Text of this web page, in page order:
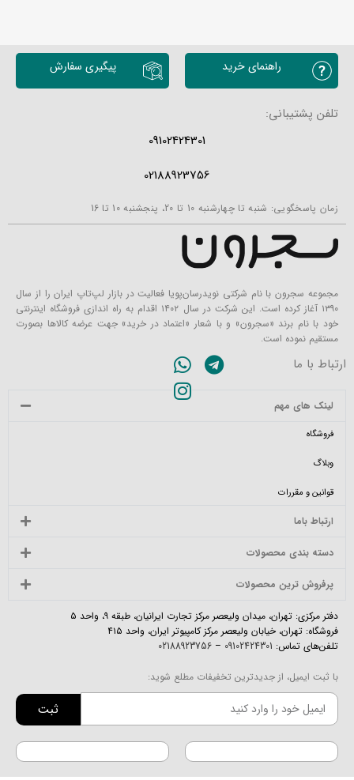
راهنمای خرید پیگیری سفارش
تلفن پشتیبانی:
09102424301
02188923756
زمان پاسخگویی: شنبه تا چهارشنبه 10 تا 20، پنجشنبه 10 تا 16
مجموعه سجرون با نام شرکتی نویدرسان‌پویا فعالیت در بازار لپ‌تاپ ایران را از سال
۱۳۹۰ آغاز کرده است. این شرکت در سال ۱۴۰۲ اقدام به راه اندازی فروشگاه اینترنتی
خود با نام برند «سجرون» و با شعار «اعتماد در خرید» جهت عرضه کالاها بصورت
مستقیم نموده است.
ارتباط با ما
لینک های مهم
فروشگاه
وبلاگ
قوانین و مقررات
ارتباط باما
دسته بندی محصولات
پرفروش ترین محصولات
دفتر مرکزی: تهران، میدان ولیعصر مرکز تجارت ایرانیان، طبقه ۹، واحد ۵
فروشگاه: تهران، خیابان ولیعصر مرکز کامپیوتر ایران، واحد ۴۱۵
تلفن‌های تماس: 09102424301
–
02188923756
با ثبت ایمیل، از جدیدترین تخفیفات مطلع شوید:
ثبت